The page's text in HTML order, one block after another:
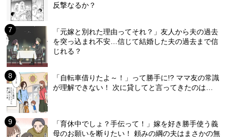
反撃なるか？
「元嫁と別れた理由ってそれ？」友人から夫の過去
を突っ込まれ不安…信じて結婚した夫の過去まで信
じれる？
「自転車借りたよ～！」って勝手に!? ママ友の常識
が理解できない！ 次に貸してと言ってきたのは…
「育休中でしょ？手伝って！」嫁を好き勝手使う義
母のお願いを断りたい！ 頼みの綱の夫はまさかの無